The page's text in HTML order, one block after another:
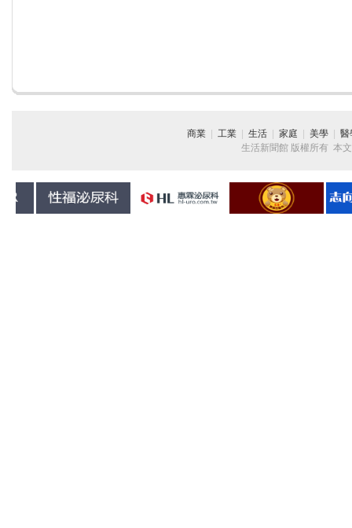
商業 工業 生活 家庭 美學
醫
生活新聞館 版權所有 本